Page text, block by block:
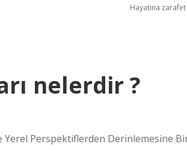
Hayatına
nelerdir ?
Yerel Perspektiflerden Derinlemesine